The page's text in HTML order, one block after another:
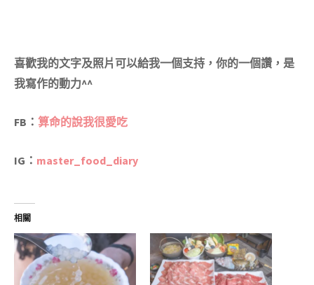
喜歡我的文字及照片可以給我一個支持，你的一個讚，是
我寫作的動力^^
FB： 算命的說我很愛吃
IG ： master_food_diary
相關